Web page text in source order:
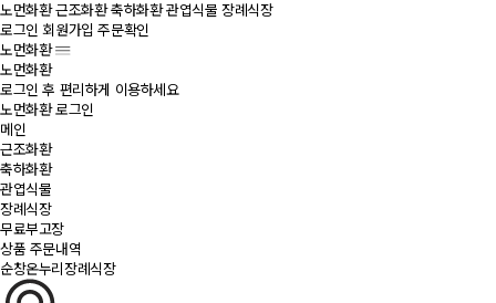
노먼화환근조화환축하화환관엽식물 장례식장
로그인 회원가입 주문확인
노먼화환
노먼화환
로그인 후 편리하게 이용하세요
노먼화환 로그인
메인
근조화환
축하화환
관엽식물
장례식장
무료부고장
상품 주문내역
순창온누리장례식장